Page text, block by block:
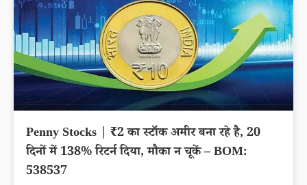
Penny Stocks | ₹2 का स्टॉक अमीर बना रहे है, 20
दिनों में 138% रिटर्न दिया, मौका न चूकें – BOM:
538537